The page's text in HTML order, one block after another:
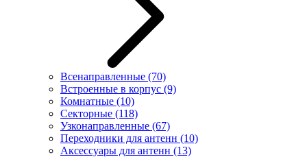
Всенаправленные (70)
Встроенные в корпус (9)
Комнатные (10)
Секторные (118)
Узконаправленные (67)
Переходники для антенн (10)
Аксессуары для антенн (13)